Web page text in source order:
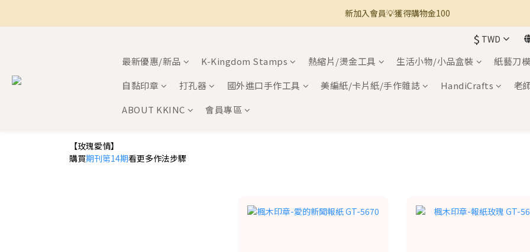
🚚 全館滿800免運 🚚
新加入會員💡獲得購物金100
$ TWD
最新優惠/新品 K-Kingdom Stamps 熱縮片/燙金工具 生活小物/小品盒裝
紙藝刀
自黏印章
打孔器 國外進口手作工具 美編紙/卡片紙/手作雜誌 HandiCrafts
老
ABOUT KKINC
會員專區
【玫瑰愛情】
購買期刊第14期看更多作法步驟